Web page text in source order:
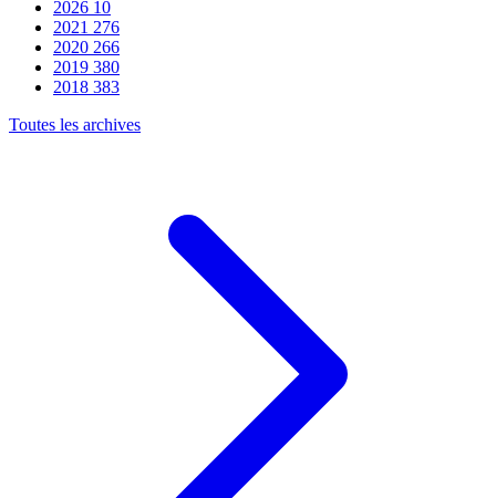
2026 10
2021 276
2020 266
2019 380
2018 383
Toutes les archives